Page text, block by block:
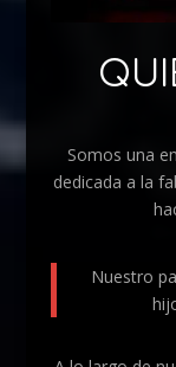
Somos una
dedicada a la
Nuestro